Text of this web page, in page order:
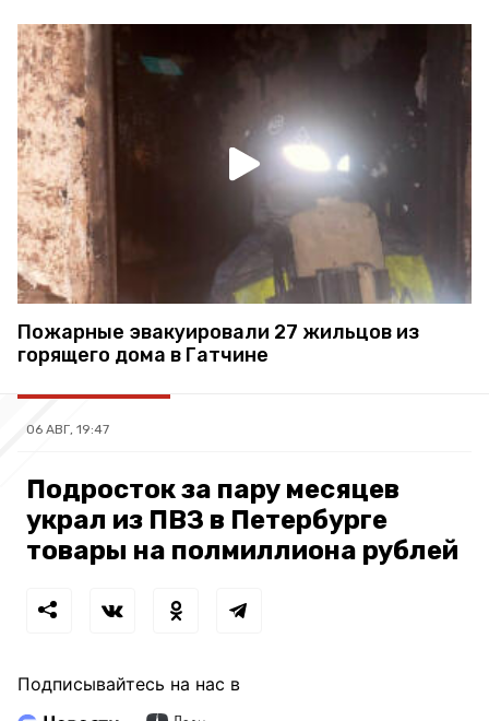
Пожарные эвакуировали 27 жильцов из
горящего дома в Гатчине
06 АВГ, 19:47
Подросток за пару месяцев
украл из ПВЗ в Петербурге
товары на полмиллиона рублей
Подписывайтесь на нас в